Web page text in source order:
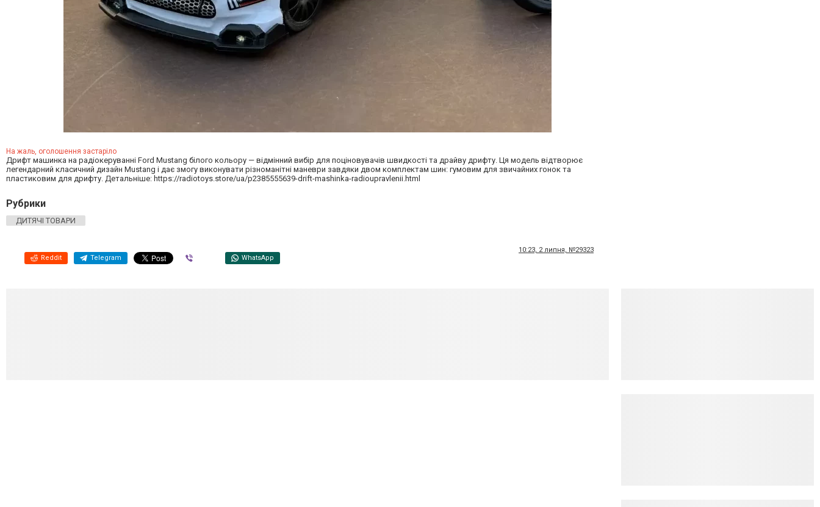
На жаль, оголошення застаріло
Дрифт машинка на радіокеруванні Ford Mustang білого кольору — відмінний вибір для поціновувачів швидкості та драйву дрифту. Ця модель відтворює
легендарний класичний дизайн Mustang і дає змогу виконувати різноманітні маневри завдяки двом комплектам шин: гумовим для звичайних гонок та
пластиковим для дрифту. Детальніше: https://radiotoys.store/ua/p2385555639-drift-mashinka-radioupravlenii.html
Рубрики
ДИТЯЧІ ТОВАРИ
Reddit Telegram WhatsApp
10:23, 2 липня, №29323